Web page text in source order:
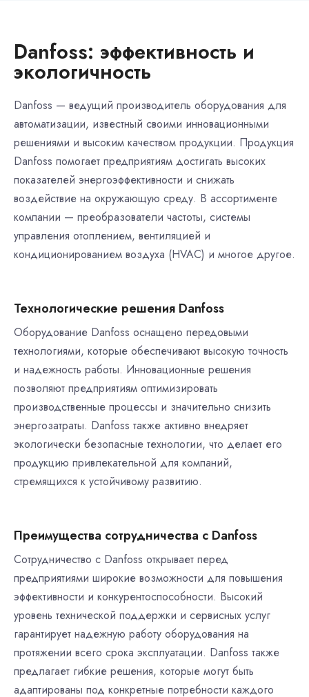
Danfoss: эффективность и
экологичность
Danfoss — ведущий производитель оборудования для
автоматизации, известный своими инновационными
решениями и высоким качеством продукции. Продукция
Danfoss помогает предприятиям достигать высоких
показателей энергоэффективности и снижать
воздействие на окружающую среду. В ассортименте
компании — преобразователи частоты, системы
управления отоплением, вентиляцией и
кондиционированием воздуха (HVAC) и многое другое.
Технологические решения Danfoss
Оборудование Danfoss оснащено передовыми
технологиями, которые обеспечивают высокую точность
и надежность работы. Инновационные решения
позволяют предприятиям оптимизировать
производственные процессы и значительно снизить
энергозатраты. Danfoss также активно внедряет
экологически безопасные технологии, что делает его
продукцию привлекательной для компаний,
стремящихся к устойчивому развитию.
Преимущества сотрудничества с Danfoss
Сотрудничество с Danfoss открывает перед
предприятиями широкие возможности для повышения
эффективности и конкурентоспособности. Высокий
уровень технической поддержки и сервисных услуг
гарантирует надежную работу оборудования на
протяжении всего срока эксплуатации. Danfoss также
предлагает гибкие решения, которые могут быть
адаптированы под конкретные потребности каждого